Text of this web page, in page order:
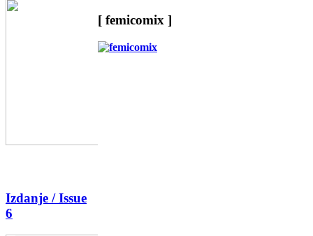
Izdanje / Issue
6
[ femicomix ]